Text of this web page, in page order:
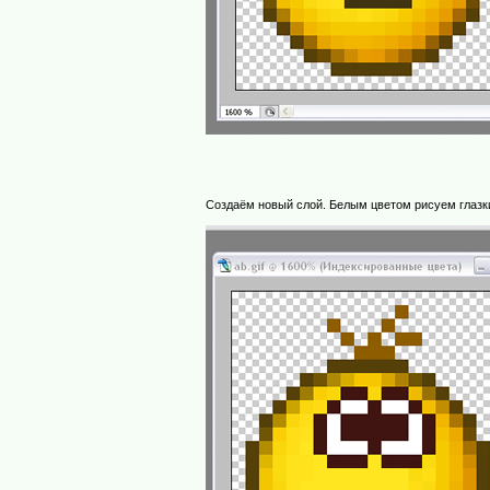
Создаём новый слой. Белым цветом рисуем